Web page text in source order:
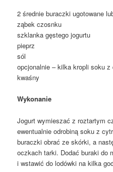
2 średnie buraczki ugotowane
ząbek czosnku
szklanka gęstego jogurtu
pieprz
sól
opcjonalnie – kilka kropli soku
kwaśny
Wykonanie
Jogurt wymieszać z roztartym
ewentualnie odrobiną soku z
buraczki obrać ze skórki, a
oczkach tarki. Dodać buraki do
i wstawić do lodówki na kilka